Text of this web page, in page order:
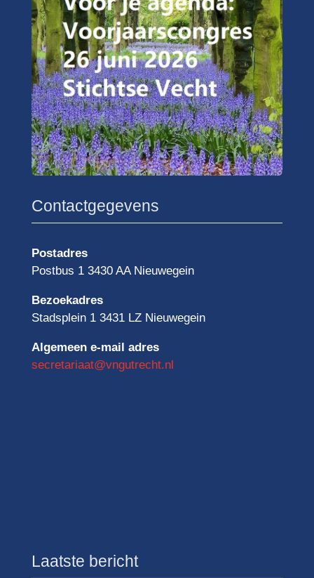
Contactgegevens
Postadres
Postbus 1 3430 AA Nieuwegein
Bezoekadres
Stadsplein 1 3431 LZ Nieuwegein
Algemeen e-mail adres
secretariaat@vngutrecht.nl
Laatste bericht